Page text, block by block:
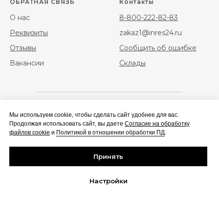
Мы используем cookie, чтобы сделать сайт удобнее для вас.
Продолжая использовать сайт, вы даете Согласие на обработку
файлов cookie и Политикой в отношении обработки ПД.
Принять
Настройки
ОБРАТНАЯ СВЯЗЬ
О нас
Реквизиты
Отзывы
Вакансии
Контакты
8-800-222-82-83
zakaz1@inres24.ru
Сообщить об ошибке
Склады
Фибра
полипропиленовая
Фибра стальная
Сальники набивные/
нажимные